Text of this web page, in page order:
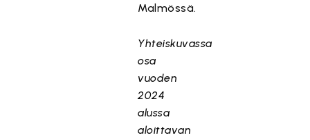
Malmössä.
Yhteiskuvassa
osa
vuoden
2024
alussa
aloittavan